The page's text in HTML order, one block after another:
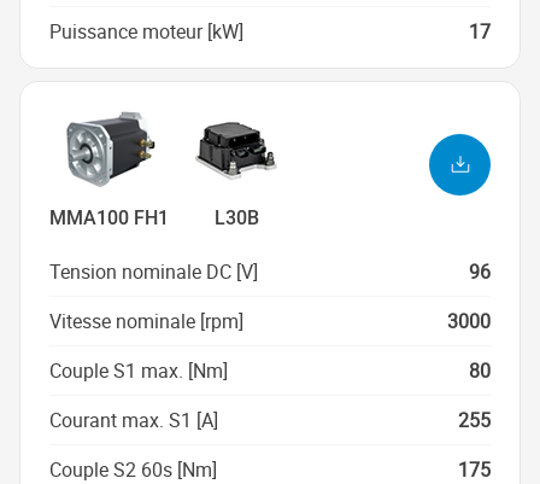
Puissance moteur [kW]
17
MMA100 FH1 L30B
Tension nominale DC [V]
96
Vitesse nominale [rpm]
3000
Couple S1 max. [Nm]
80
Courant max. S1 [A]
255
Couple S2 60s [Nm]
175